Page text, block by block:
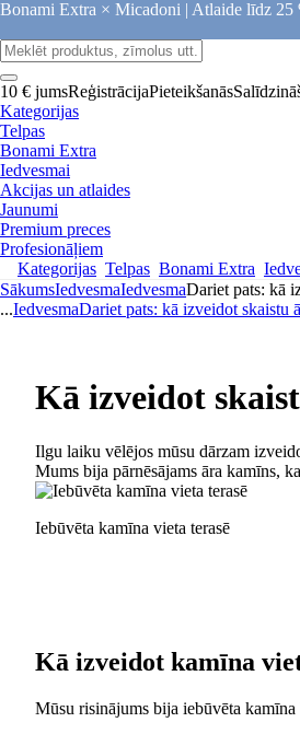
Bonami Extra × Micadoni | Atlaide līdz
10 € jumsReģistrācijaPieteikšanās
Kategorijas
Telpas
Bonami Extra
Iedvesmai
Akcijas un atlaides
Jaunumi
Premium preces
Profesionāļiem
Kategorijas Telpas Bonami Extra
SākumsIedvesmaIedvesmaDariet pats: kā
...IedvesmaDariet pats: kā izveidot skaistu
Kā izveidot
Ilgu laiku vēlējos mūsu dārzam
Mums bija pārnēsājams āra kamīns,
Iebūvēta kamīna vieta terasē
Kā izveidot kamīna
Mūsu risinājums bija iebūvēta